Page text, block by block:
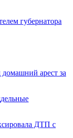
губернатора
арест за
ДТП с